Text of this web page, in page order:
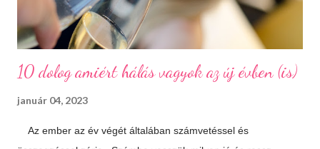
10 dolog amiért hálás vagyok az új évben (is)
január 04, 2023
Az ember az év végét általában számvetéssel és